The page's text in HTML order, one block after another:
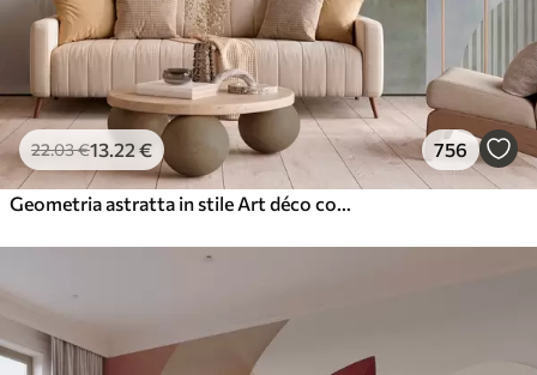
22.03€13 .22 € 756